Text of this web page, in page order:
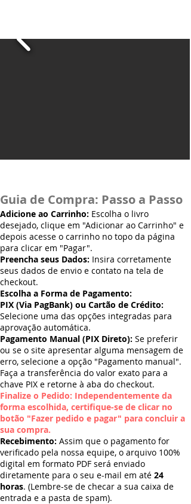
Guia de Compra: Passo a Passo
Adicione ao Carrinho: Escolha o livro
desejado, clique em "Adicionar ao Carrinho" e
depois acesse o carrinho no topo da página
para clicar em "Pagar".
Preencha seus Dados: Insira corretamente
seus dados de envio e contato na tela de
checkout.
Escolha a Forma de Pagamento:
PIX (Via PagBank) ou Cartão de Crédito:
Selecione uma das opções integradas para
aprovação automática.
Pagamento Manual (PIX Direto): Se preferir
ou se o site apresentar alguma mensagem de
erro, selecione a opção "Pagamento manual".
Faça a transferência do valor exato para a
chave PIX e retorne à aba do checkout.
Finalize o Pedido: Independentemente da
forma escolhida, certifique-se de clicar no
botão "Fazer pedido e pagar" para concluir a
sua compra.
Recebimento: Assim que o pagamento for
verificado pela nossa equipe, o arquivo 100%
digital em formato PDF será enviado
diretamente para o seu e-mail em até 24
horas. (Lembre-se de checar a sua caixa de
entrada e a pasta de spam).